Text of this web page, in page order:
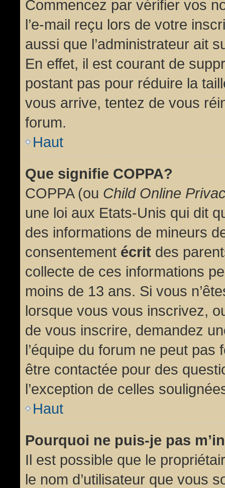
Commencez par vérifier vos
l’e-mail reçu lors de votre
aussi que l’administrateur ait
En effet, il est courant de
postant pas pour réduire la
vous arrive, tentez de vous
forum.
Haut
Que signifie COPPA?
COPPA (ou Child Online
une loi aux Etats-Unis qui dit
des informations de mineurs
consentement écrit des
collecte de ces informations
moins de 13 ans. Si vous
lorsque vous vous inscrivez,
de vous inscrire, demandez
l’équipe du forum ne peut
être contactée pour des
l’exception de celles
Haut
Pourquoi ne puis-je pas
Il est possible que le
le nom d’utilisateur que vous